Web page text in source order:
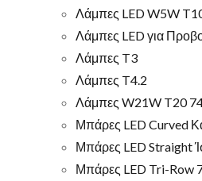
Λάμπες LED W5W
Λάμπες LED για
Λάμπες T3
Λάμπες T4.2
Λάμπες W21W T20
Μπάρες LED Curved
Μπάρες LED Straight
Μπάρες LED Tri-Row